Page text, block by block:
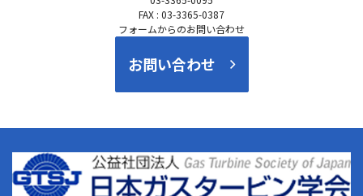
FAX : 03-3365-0387
フォームからのお問い合わせ
お問い合わせ